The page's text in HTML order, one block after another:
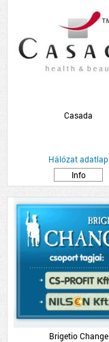
Casada
Hálózat adatlap
Info
Brigetio Change